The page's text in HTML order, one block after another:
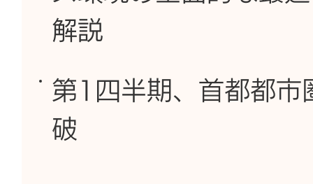
解説
第1四半期、首都都
破